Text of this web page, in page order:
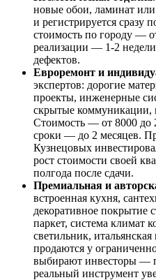
новые обои, ламинат или
и регистрируется сразу
стоимость по городу —
реализации — 1-2
дефектов.
Евроремонт и
экспертов: дорогие
проекты, инженерные
скрытые коммуникации,
Стоимость — от 8000 до
сроки — до 2 месяцев.
Кузнецовых
рост стоимости своей
полгода после сдачи.
Премиальная и
встроенная кухня,
декоративное покрытие
паркет, система климат
светильник,
продаются у
выбирают инвесторы —
реальный инструмент